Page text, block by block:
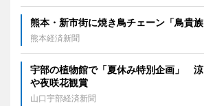
熊本・新市街に焼き鳥チェーン「鳥貴
熊本経済新聞
宇部の植物館で「夏休み特別企画」
や夜咲花観賞
山口宇部経済新聞